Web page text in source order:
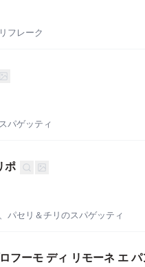
フレーク
パゲッティ
ポ
パセリ＆チリのスパゲッティ
フーモ ディ リモーネ エ